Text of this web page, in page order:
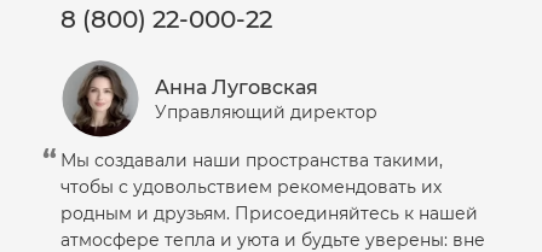
8 (800) 22-000-22
Анна Луговская
Управляющий директор
Мы создавали наши пространства такими,
чтобы с удовольствием рекомендовать их
родным и друзьям. Присоединяйтесь к нашей
атмосфере тепла и уюта и будьте уверены: вне